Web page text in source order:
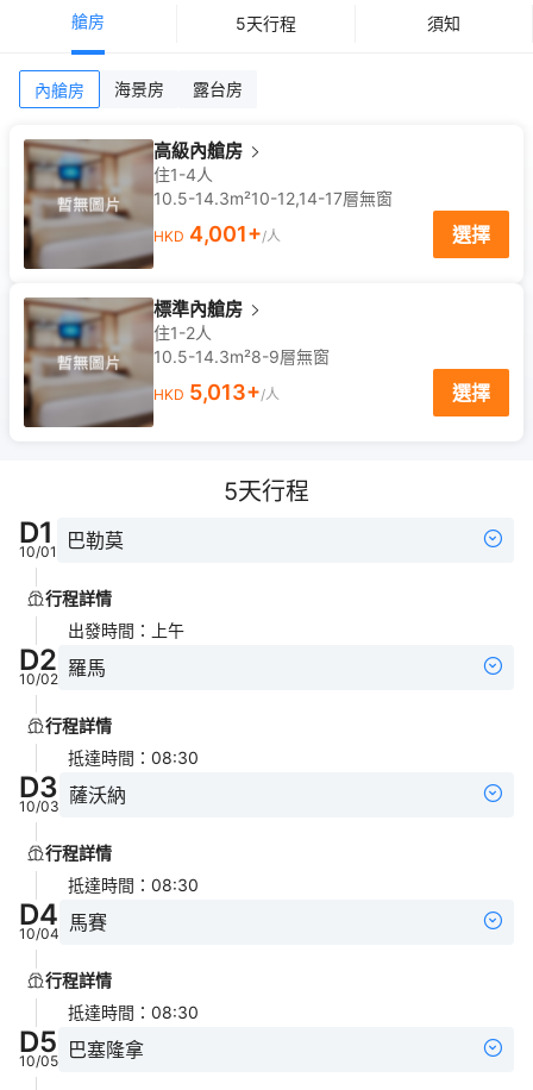
艙房 5天行程 須知
內艙房 海景房 露台房
高級內艙房
住1-4人
10.5-14.3m²10-12,14-17層無窗
HKD 4,001+/人 選擇
標準內艙房
住1-2人
10.5-14.3m²8-9層無窗
HKD 5,013+/人 選擇
5天行程
D1
10/01 巴勒莫
行程詳情
出發時間 ： 上午
D2
10/02 羅馬
行程詳情
抵達時間 ： 08:30
D3
10/03 薩沃納
行程詳情
抵達時間 ： 08:30
D4
10/04 馬賽
行程詳情
抵達時間 ： 08:30
D5
10/05 巴塞隆拿